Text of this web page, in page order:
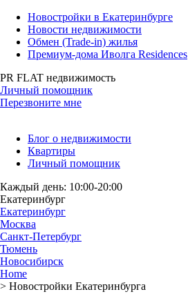
Новостройки в Екатеринбурге
Новости недвижимости
Обмен (Trade-in) жилья
Премиум-дома Иволга Residences
PR FLAT недвижимость
Личный помощник
Перезвоните мне
Блог о недвижимости
Квартиры
Личный помощник
Каждый день: 10:00-20:00
Екатеринбург
Екатеринбург
Москва
Санкт-Петербург
Тюмень
Новосибирск
Home
> Новостройки Екатеринбурга